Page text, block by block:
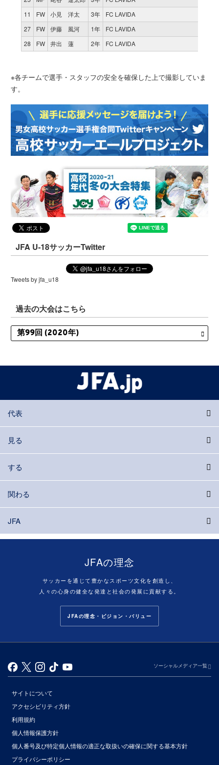
11
FW 小見 洋太 3年 FC LAVIDA
27
FW 伊藤 風河 1年 FC LAVIDA
28
FW 井出 蓮 2年 FC LAVIDA
※各チームで選手・スタッフの安全を確保した上で撮影していま
す。
JFA U-18サッカーTwitter
Tweets by jfa_u18
過去の大会はこちら
代表
見る
する
関わる
JFA
JFAの理念
サッカーを通じて豊かなスポーツ文化を創造し、
人々の心身の健全な発達と社会の発展に貢献する。
JFAの理念・ビジョン・バリュー
ソーシャルメディア一覧
サイトについて
アクセシビリティ方針
利用規約
個人情報保護方針
個人番号及び特定個人情報の適正な取扱いの確保に関する基本方針
プライバシーポリシー